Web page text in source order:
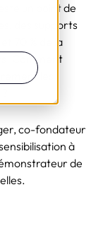
un point de
des supports
70 % de la
Comment
les
co-fondateur
à
de